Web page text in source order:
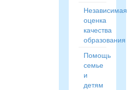
Независимая
оценка
качества
образования
Помощь
семье
и
детям